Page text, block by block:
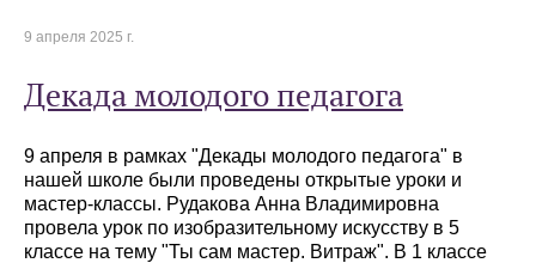
9 апреля 2025 г.
Декада молодого педагога
9 апреля в рамках "Декады молодого педагога" в
нашей школе были проведены открытые уроки и
мастер-классы. Рудакова Анна Владимировна
провела урок по изобразительному искусству в 5
классе на тему "Ты сам мастер. Витраж". В 1 классе